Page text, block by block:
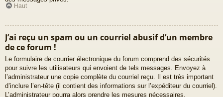
Haut
J’ai reçu un spam ou un courriel abusif d’un membre
de ce forum !
Le formulaire de courrier électronique du forum comprend des sécurités
pour suivre les utilisateurs qui envoient de tels messages. Envoyez à
l’administrateur une copie complète du courriel reçu. Il est très important
d’inclure l’en-tête (il contient des informations sur l’expéditeur du courriel).
L’administrateur pourra alors prendre les mesures nécessaires.